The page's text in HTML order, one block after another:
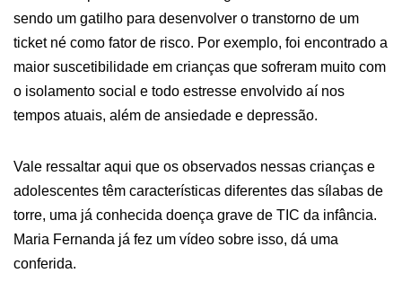
sendo um gatilho para desenvolver o transtorno de um
ticket né como fator de risco. Por exemplo, foi encontrado a
maior suscetibilidade em crianças que sofreram muito com
o isolamento social e todo estresse envolvido aí nos
tempos atuais, além de ansiedade e depressão.
Vale ressaltar aqui que os observados nessas crianças e
adolescentes têm características diferentes das sílabas de
torre, uma já conhecida doença grave de TIC da infância.
Maria Fernanda já fez um vídeo sobre isso, dá uma
conferida.